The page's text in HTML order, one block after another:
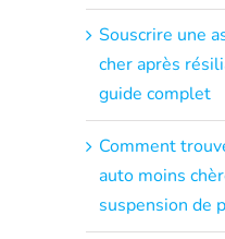
Souscrire une
cher après
guide complet
Comment
auto moins
suspension de